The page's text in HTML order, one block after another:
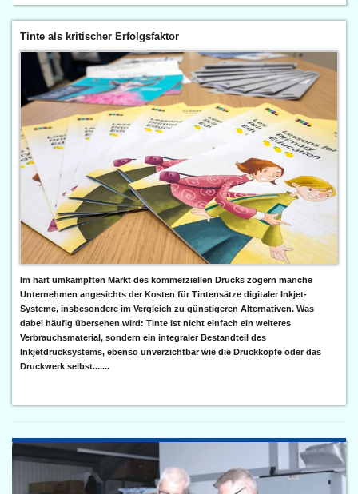
Tinte als kritischer Erfolgsfaktor
Im hart umkämpften Markt des kommerziellen Drucks zögern manche
Unternehmen angesichts der Kosten für Tintensätze digitaler Inkjet-
Systeme, insbesondere im Vergleich zu günstigeren Alternativen. Was
dabei häufig übersehen wird: Tinte ist nicht einfach ein weiteres
Verbrauchsmaterial, sondern ein integraler Bestandteil des
Inkjetdrucksystems, ebenso unverzichtbar wie die Druckköpfe oder das
Druckwerk selbst.......